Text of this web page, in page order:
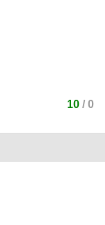
10 / 0